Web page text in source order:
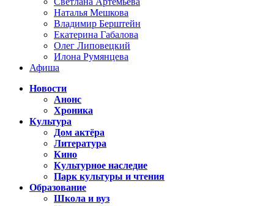
Наталья Мешкова
Владимир Берштейн
Екатерина Габалова
Олег Липовецкий
Илона Румянцева
Афиша
Новости
Анонс
Хроника
Культура
Дом актёра
Литература
Кино
Культурное наследие
Парк культуры и чтения
Образование
Школа и вуз